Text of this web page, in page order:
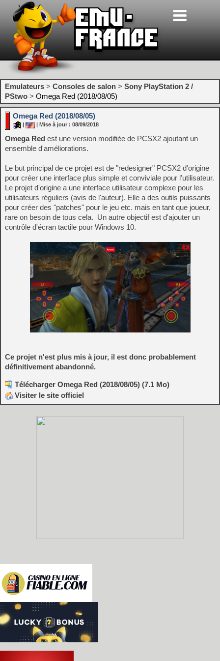
Emulateurs > Consoles de salon > Sony PlayStation 2 /
PStwo > Omega Red (2018/08/05)
Omega Red (2018/08/05)
| Mise à jour : 08/09/2018
Omega Red est une version modifiée de PCSX2 ajoutant un
ensemble d'améliorations.
Le but principal de ce projet est de "redesigner" PCSX2 d'origine
pour créer une interface plus simple et conviviale pour l'utilisateur.
Le projet d'origine a une interface utilisateur complexe pour les
utilisateurs réguliers (avis de l'auteur). Elle a des outils puissants
pour créer des "patches" pour le jeu etc. mais en tant que joueur,
rare on besoin de tous cela. Un autre objectif est d'ajouter un
contrôle d'écran tactile pour Windows 10.
Ce projet n'est plus mis à jour, il est donc probablement
définitivement abandonné.
Télécharger Omega Red (2018/08/05) (7.1 Mo)
Visiter le site officiel